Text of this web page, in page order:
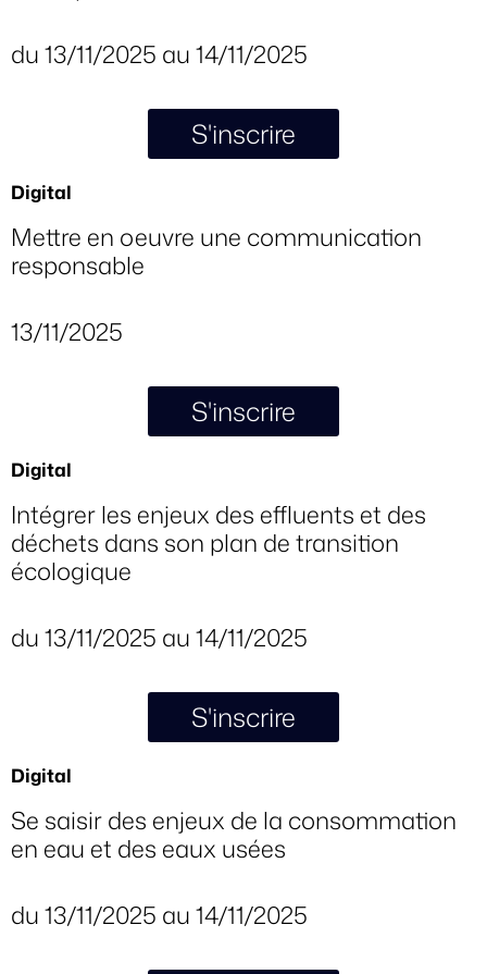
du 13/11/2025 au 14/11/2025
S'inscrire
Digital
Mettre en oeuvre une communication
responsable
13/11/2025
S'inscrire
Digital
Intégrer les enjeux des effluents et des
déchets dans son plan de transition
écologique
du 13/11/2025 au 14/11/2025
S'inscrire
Digital
Se saisir des enjeux de la consommation
en eau et des eaux usées
du 13/11/2025 au 14/11/2025